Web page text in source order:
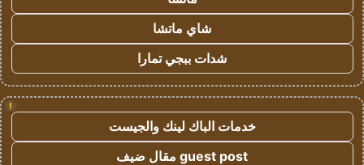
شاي ماتشا
شدات ببجي تمارا
!
خدمات الباك لينك والجيست
guest post مقال ضيف